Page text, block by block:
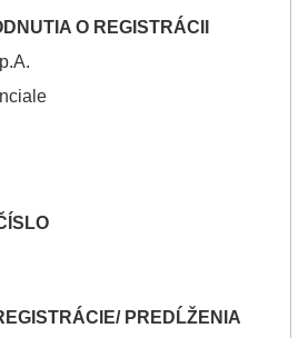
O REGISTRÁCII
PREDĹŽENIA